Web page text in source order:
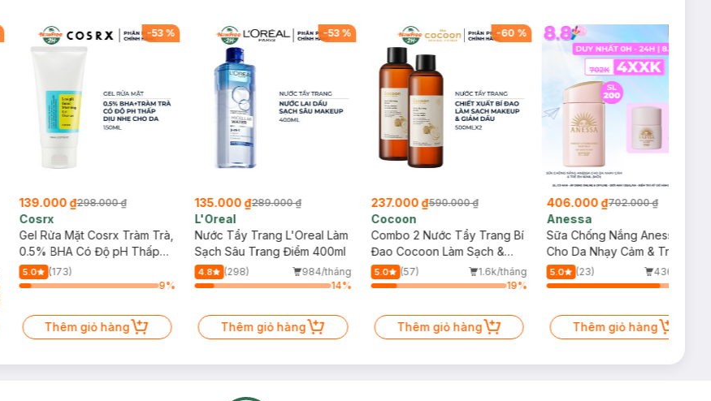
-53%
139.000 ₫298.000 ₫
Cosrx
Gel Rửa Mặt Cosrx Tràm Trà,
0.5% BHA Có Độ pH Thấp
150ml
5.0
(173)
9%
Thêm giỏ hàng
-53%
135.000 ₫289.000 ₫
L'Oreal
Nước Tẩy Trang L'Oreal Làm
Sạch Sâu Trang Điểm 400ml
4.8 (298)
984/tháng
14%
Thêm giỏ hàng
-60 %
237.000 ₫590.000 ₫
Cocoon
Combo 2 Nước Tẩy Trang Bí
Đao Cocoon Làm Sạch &
Giảm Dầu 500ml
5.0 (57)
1.6k/tháng
19%
Thêm giỏ hàng
406.000 ₫702.000 ₫
Anessa
Sữa Chống Nắng Anessa
Cho Da Nhạy Cảm & Trẻ Em
60ml (Mới)
5.0 (23)
436/tháng
Thêm giỏ hàng